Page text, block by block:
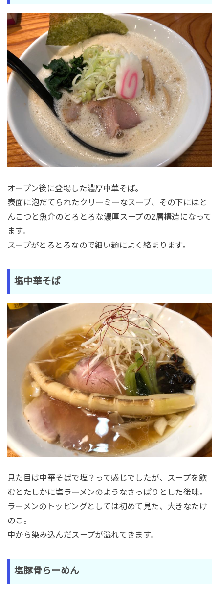
オープン後に登場した濃厚中華そば。
表面に泡だてられたクリーミーなスープ、その下にはと
んこつと魚介のとろとろな濃厚スープの2層構造になって
ます。
スープがとろとろなので細い麺によく絡まります。
塩中華そば
見た目は中華そばで塩？って感じでしたが、スープを飲
むとたしかに塩ラーメンのようなさっぱりとした後味。
ラーメンのトッピングとしては初めて見た、大きなたけ
のこ。
中から染み込んだスープが溢れてきます。
塩豚骨らーめん